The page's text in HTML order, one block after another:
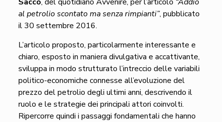
al petrolio scontato ma senza rimpianti”, pubblicato
il 30 settembre 2016.
L’articolo proposto, particolarmente interessante e
chiaro, esposto in maniera divulgativa e accattivante,
sviluppa in modo strutturato l’intreccio delle variabili
politico-economiche connesse all’evoluzione del
prezzo del petrolio degli ultimi anni, descrivendo il
ruolo e le strategie dei principali attori coinvolti.
Ripercorre quindi i passaggi fondamentali che hanno